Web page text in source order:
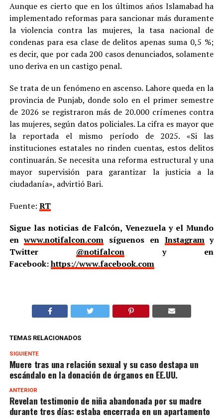
Aunque es cierto que en los últimos años Islamabad ha
implementado reformas para sancionar más duramente
la violencia contra las mujeres, la tasa nacional de
condenas para esa clase de delitos apenas suma 0,5 %;
es decir, que por cada 200 casos denunciados, solamente
uno deriva en un castigo penal.
Se trata de un fenómeno en ascenso. Lahore queda en la
provincia de Punjab, donde solo en el primer semestre
de 2026 se registraron más de 20.000 crímenes contra
las mujeres, según datos policiales. La cifra es mayor que
la reportada el mismo período de 2025. «Si las
instituciones estatales no rinden cuentas, estos delitos
continuarán. Se necesita una reforma estructural y una
mayor supervisión para garantizar la justicia a la
ciudadanía», advirtió Bari.
Fuente: RT
Sigue las noticias de Falcón, Venezuela y el Mundo
enwww.notifalcon.com síguenos en Instagramy
Twitter @notifalcony en
Facebook:https://www.facebook.com
TEMAS RELACIONADOS
SIGUIENTE
Muere tras una relación sexual y su caso destapa un
escándalo en la donación de órganos en EE.UU.
ANTERIOR
Revelan testimonio de niña abandonada por su madre
durante tres días: estaba encerrada en un apartamento